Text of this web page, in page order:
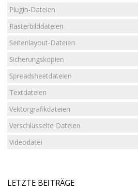
Plugin-Dateien
Rasterbilddateien
Seitenlayout-Dateien
Sicherungskopien
Spreadsheetdateien
Textdateien
Vektorgrafikdateien
Verschlüsselte Dateien
Videodatei
LETZTE BEITRÄGE